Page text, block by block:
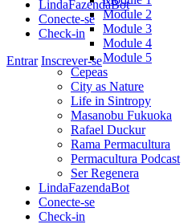
LindaFazendaBot
Conecte-se
Check-in
More
Entrar Inscrever-se
Module 2
Module 3
Module 4
Module 5
Cepeas
City as Nature
Life in Sintropy
Masanobu Fukuoka
Rafael Duckur
Rama Permacultura
Permacultura Podcast
Ser Regenera
LindaFazendaBot
Conecte-se
Check-in